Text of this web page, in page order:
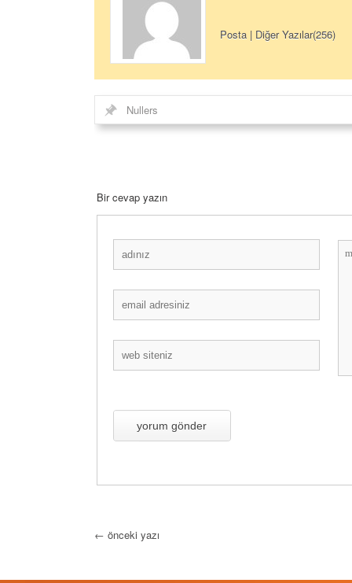
Posta| Diğer Yazılar(256)
Nullers
Bir cevap yazın
← önceki yazı